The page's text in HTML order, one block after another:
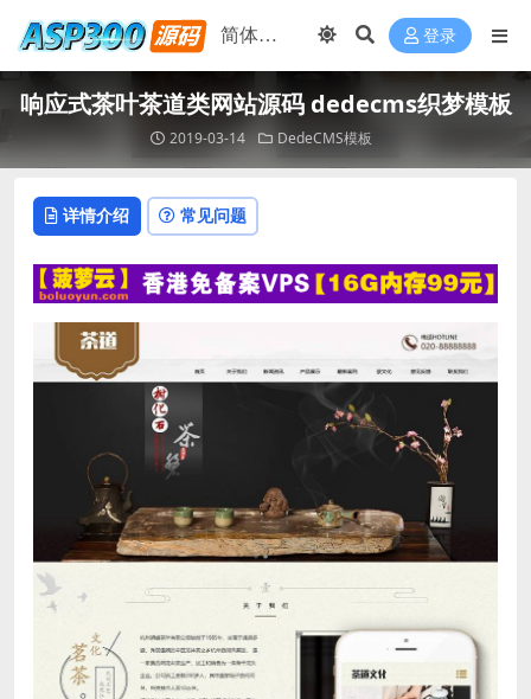
登录
响应式茶叶茶道类网站源码 dedecms织梦模板
2019-03-14 DedeCMS模板
详情介绍 常见问题